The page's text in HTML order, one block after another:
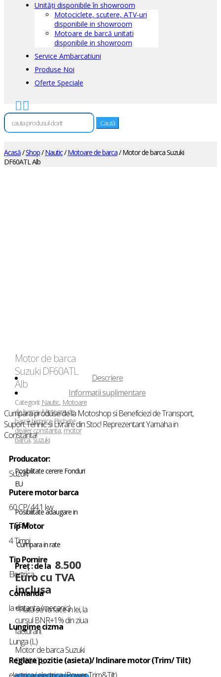
Unități disponibile în showroom
Motociclete, scutere, ATV-uri
disponibile in showroom
Motoare de barcă unitati
disponibile in showroom
Service Ambarcatiuni
Produse Noi
Oferte Speciale
 
Caută
după:
Acasă/Shop/Nautic/Motoare de barca/ Motor de barca Suzuki
DF60ATL Alb
Motor de barca
Suzuki DF60ATL
Alb
Categorii: Nautic, Motoare
de barca,Motoare de
barcă termice Etichete:
dealer constanta,motor
barca,suzuki
Posibilitate cerere Fonduri
EU
Posibilitate adaugare in
SEAP
Cumpara in rate
Preț : de la 8.500
Euro cu TVA
inclusa
*Plata se va face in lei, la
cursul BNR+1% din ziua
facturarii.
Motor de barca Suzuki
DF60ATL.
Descriere
Informații suplimentare
Cumpara produse de la Motoshop si Beneficiezi de Transport,
Suport Tehnic si Livrare din Stoc! Reprezentant Yamaha in
Constanta!
Producator:
Suzuki
Putere motor barca
60 CP/ 44.1 kw
Tip Motor
4 Timpi
Tip Pornire
Electrica
Comanda
la distanta (mecanic)
Lungime cizma
Lunga (L)
Reglare pozitie (asieta)/ Inclinare motor (Trim/ Tilt)